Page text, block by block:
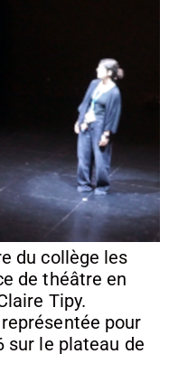
du collège les
de théâtre en
Tipy.
pour
sur le plateau de